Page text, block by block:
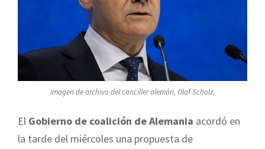
Imagen de archivo del canciller alemán, Olaf Scholz.
El Gobierno de coalición de Alemania acordó en
la tarde del miércoles una propuesta de